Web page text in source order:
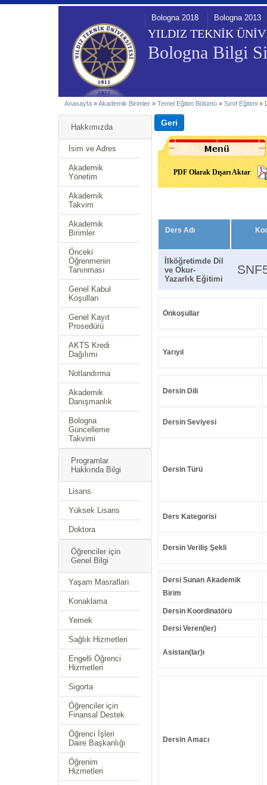
YILDIZ TEKNİK
Bologna Bilgi
Bologna 2018 Bologna 2013
Anasayfa »Akademik Birimler » Temel Eğitim Bölümü » Sınıf Eğitimi »
Hakkımızda
İsim ve Adres
Akademik
Yönetim
Akademik
Takvim
Akademik
Birimler
Önceki
Öğrenmenin
Tanınması
Genel Kabul
Koşulları
Genel Kayıt
Prosedürü
AKTS Kredi
Dağılımı
Notlandırma
Akademik
Danışmanlık
Bologna
Güncelleme
Takvimi
Programlar
Hakkında Bilgi
Lisans
Yüksek Lisans
Doktora
Öğrenciler için
Genel Bilgi
Yaşam Masrafları
Konaklama
Yemek
Sağlık Hizmetleri
Engelli Öğrenci
Hizmetleri
Sigorta
Öğrenciler için
Finansal Destek
Öğrenci İşleri
Daire Başkanlığı
Öğrenim
Hizmetleri
PDF Olarak Dışarı Aktar
Ders Adı
İlköğretimde Dil
ve Okur-
Yazarlık Eğitimi
Önkoşullar
Yarıyıl
Dersin Dili
Dersin Seviyesi
Dersin Türü
Ders Kategorisi
Dersin Veriliş Şekli
Dersi Sunan Akademik
Birim
Dersin Koordinatörü
Dersi Veren(ler)
Asistan(lar)ı
Dersin Amacı